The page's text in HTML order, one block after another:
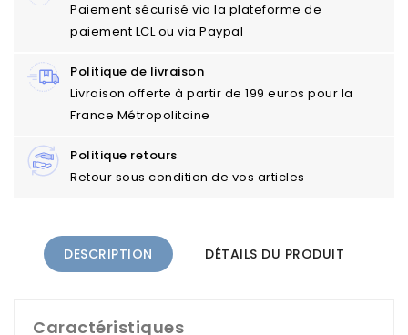
Paiement sécurisé via la plateforme de
paiement LCL ou via Paypal
Politique de livraison
Livraison offerte à partir de 199 euros pour la
France Métropolitaine
Politique retours
Retour sous condition de vos articles
DESCRIPTION DÉTAILS DU PRODUIT
Caractéristiques